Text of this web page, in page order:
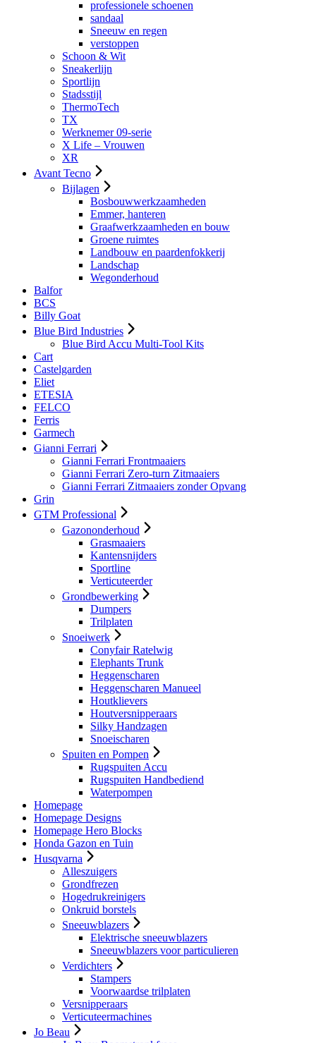
professionele schoenen
sandaal
Sneeuw en regen
verstoppen
Schoon & Wit
Sneakerlijn
Sportlijn
Stadsstijl
ThermoTech
TX
Werknemer 09-serie
X Life – Vrouwen
XR
Avant Tecno
Bijlagen
Bosbouwwerkzaamheden
Emmer, hanteren
Graafwerkzaamheden en bouw
Groene ruimtes
Landbouw en paardenfokkerij
Landschap
Wegonderhoud
Balfor
BCS
Billy Goat
Blue Bird Industries
Blue Bird Accu Multi-Tool Kits
Cart
Castelgarden
Eliet
ETESIA
FELCO
Ferris
Garmech
Gianni Ferrari
Gianni Ferrari Frontmaaiers
Gianni Ferrari Zero-turn Zitmaaiers
Gianni Ferrari Zitmaaiers zonder Opvang
Grin
GTM Professional
Gazononderhoud
Grasmaaiers
Kantensnijders
Sportline
Verticuteerder
Grondbewerking
Dumpers
Trilplaten
Snoeiwerk
Conyfair Ratelwig
Elephants Trunk
Heggenscharen
Heggenscharen Manueel
Houtklievers
Houtversnipperaars
Silky Handzagen
Snoeischaren
Spuiten en Pompen
Rugspuiten Accu
Rugspuiten Handbediend
Waterpompen
Homepage
Homepage Designs
Homepage Hero Blocks
Honda Gazon en Tuin
Husqvarna
Alleszuigers
Grondfrezen
Hogedrukreinigers
Onkruid borstels
Sneeuwblazers
Elektrische sneeuwblazers
Sneeuwblazers voor particulieren
Verdichters
Stampers
Voorwaardse trilplaten
Versnipperaars
Verticuteermachines
Jo Beau